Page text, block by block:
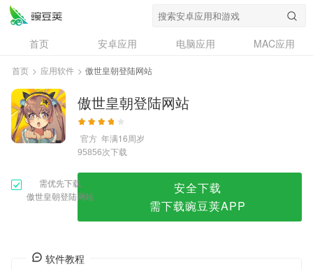
首页 安卓应用 电脑应用
MAC应用
资讯
专题
问答
首页 > 应用软件 > 傲世皇朝登陆网站
傲世皇朝登陆网站
官方 年满16周岁
95856次下载
需优先下载
傲世皇朝登陆网站
安全下载
需下载豌豆荚APP
软件教程